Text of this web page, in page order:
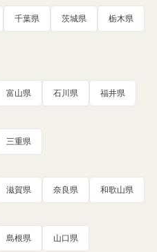
千葉県 茨城県 栃木県
富山県 石川県 福井県
三重県
滋賀県 奈良県 和歌山県
島根県 山口県